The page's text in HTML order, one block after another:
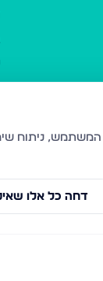
דחה כל אלו